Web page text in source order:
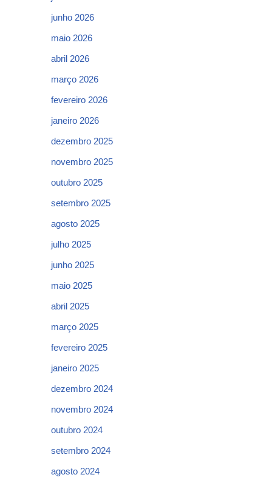
junho 2026
maio 2026
abril 2026
março 2026
fevereiro 2026
janeiro 2026
dezembro 2025
novembro 2025
outubro 2025
setembro 2025
agosto 2025
julho 2025
junho 2025
maio 2025
abril 2025
março 2025
fevereiro 2025
janeiro 2025
dezembro 2024
novembro 2024
outubro 2024
setembro 2024
agosto 2024